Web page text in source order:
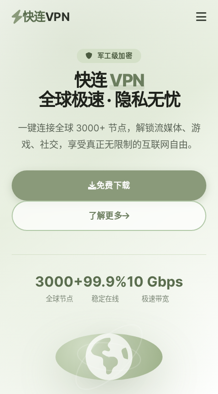
快连VPN
军工级加密
快连VPN
全球极速 · 隐私无忧
一键连接全球 3000+ 节点，解锁流媒体、游
戏、社交，享受真正无限制的互联网自由。
免费下载
了解更多
3000+
全球节点
99.9%
稳定在线
10 Gbps
极速带宽